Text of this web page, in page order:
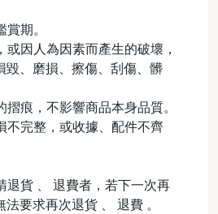
期。
因人為因素而產生的破壞，
毀、磨損、擦傷、刮傷、髒
痕，不影響商品本身品質。
不完整，或收據、配件不齊
退貨 、 退費者，若下一次再
要求再次退貨 、 退費 。